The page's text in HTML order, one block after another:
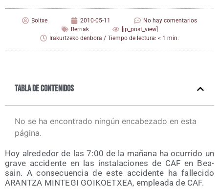
Boltxe 2010-05-11
No hay comentarios
Berriak
[jp_post_view]
Irakurtzeko denbora / Tiempo de lectura: < 1 min.
Tabla de contenidos
No se ha encontrado ningún encabezado en esta
página.
Hoy alre­de­dor de las 7:00 de la maña­na ha ocu­rri­do un
gra­ve acci­den­te en las ins­ta­la­cio­nes de CAF en Bea­
sain. A con­se­cuen­cia de este acci­den­te ha falle­ci­do
ARANTZA MINTEGI GOIKOETXEA, emplea­da de CAF.